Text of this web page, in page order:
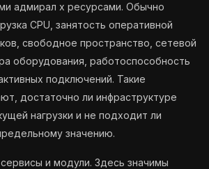
адмирал х ресурсами. Обычно
CPU, занятость оперативной
свободное пространство, сетевой
оборудования, работоспособность
подключений. Такие
достаточно ли инфраструктуре
нагрузки и не подходит ли
значению.
и модули. Здесь значимы